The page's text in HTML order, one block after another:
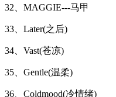
32、MAGGIE---马甲
33、Later(之后)
34、Vast(苍凉)
35、Gentle(温柔)
36、Coldmood(冷情绪)